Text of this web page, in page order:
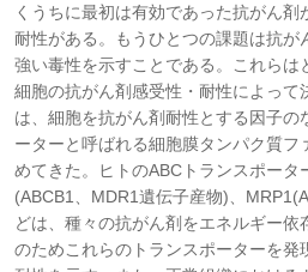
くうちに最初は有効であった抗がん
耐性がある。もうひとつの課題は抗が
強い毒性を示すことである。これらは
細胞の抗がん剤感受性・耐性によって
は、細胞を抗がん剤耐性とする因子の
ーターと呼ばれる細胞膜タンパク質フ
めてきた。ヒトのABCトランスポータ
(ABCB1、MDR1遺伝子産物)、
どは、種々の抗がん剤をエネルギー依
のためこれらのトランスポーターを発